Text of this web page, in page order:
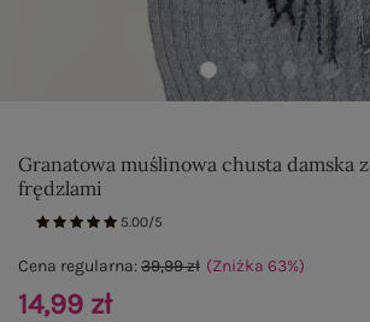
Granatowa muślinowa chusta damska z
frędzlami
5.00/5
Cena regularna:39,99 zł (Zniżka 63%)
14,99 zł